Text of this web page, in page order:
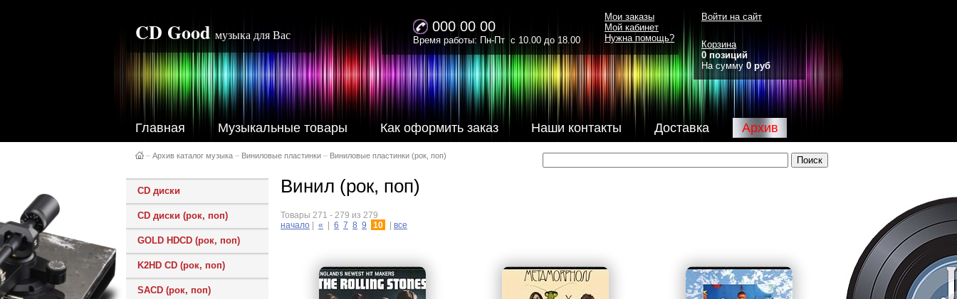
CD Good музыка для Вас
000 00 00
Время работы: Пн-Пт с 10.00 до 18.00
Главная Музыкальные товары Как оформить заказ Наши контакты Доставка Архив
Мои заказы
Мой кабинет
Нужна помощь?
Войти на сайт
Корзина
0 позиций
На сумму 0 руб
– Архив каталог музыка – Виниловые пластинки – Виниловые пластинки (рок, поп)
CD диски
CD диски (рок, поп)
GOLD HDCD (рок, поп)
K2HD CD (рок, поп)
SACD (рок, поп)
Винил (рок, поп)
Товары 271 - 279 из 279
начало
« 6 7 8 9 10 все